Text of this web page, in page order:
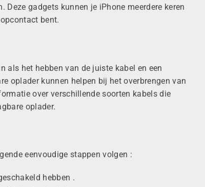
gadgets kunnen je iPhone meerdere keren
bent.
als het hebben van de juiste kabel en een
oplader kunnen helpen bij het overbrengen van
over verschillende soorten kabels die
oplader.
eenvoudige stappen volgen :
hebben .